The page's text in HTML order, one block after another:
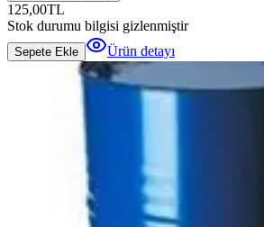
125,00TL
Stok durumu bilgisi gizlenmiştir
Sepete Ekle Ürün detayı